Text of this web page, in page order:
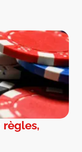
règles,